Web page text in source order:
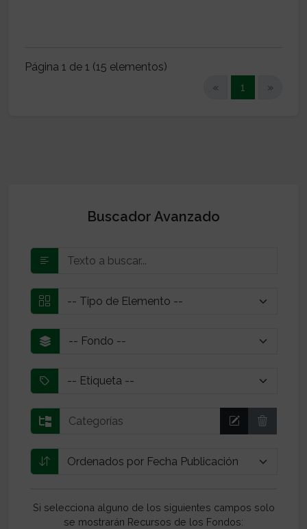
Página 1 de 1 (15 elementos)
«
1 (current)
»
Buscador Avanzado
Si selecciona alguno de los siguientes campos solo
se mostrarán Recursos de los Fondos: